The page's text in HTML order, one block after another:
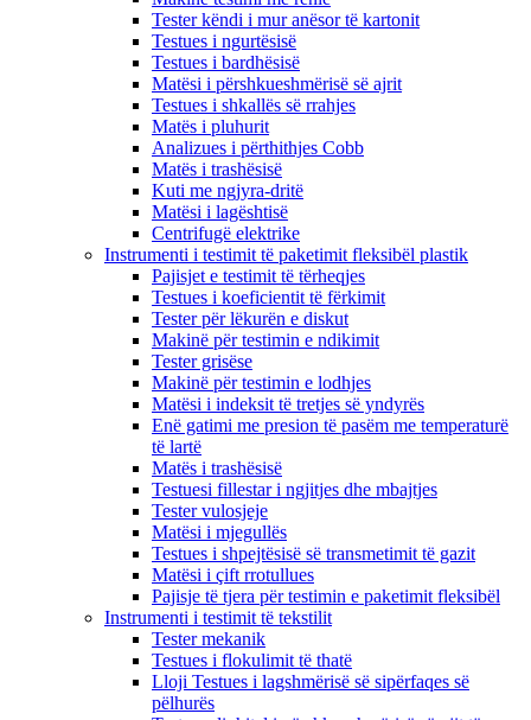
Tester këndi i mur anësor të kartonit
Testues i ngurtësisë
Testues i bardhësisë
Matësi i përshkueshmërisë së ajrit
Testues i shkallës së rrahjes
Matës i pluhurit
Analizues i përthithjes Cobb
Matës i trashësisë
Kuti me ngjyra-dritë
Matësi i lagështisë
Centrifugë elektrike
Instrumenti i testimit të paketimit fleksibël plastik
Pajisjet e testimit të tërheqjes
Testues i koeficientit të fërkimit
Tester për lëkurën e diskut
Makinë për testimin e ndikimit
Tester grisëse
Makinë për testimin e lodhjes
Matësi i indeksit të tretjes së yndyrës
Enë gatimi me presion të pasëm me temperaturë
të lartë
Matës i trashësisë
Testuesi fillestar i ngjitjes dhe mbajtjes
Tester vulosjeje
Matësi i mjegullës
Testues i shpejtësisë së transmetimit të gazit
Matësi i çift rrotullues
Pajisje të tjera për testimin e paketimit fleksibël
Instrumenti i testimit të tekstilit
Tester mekanik
Testues i flokulimit të thatë
Lloji Testues i lagshmërisë së sipërfaqes së
pëlhurës